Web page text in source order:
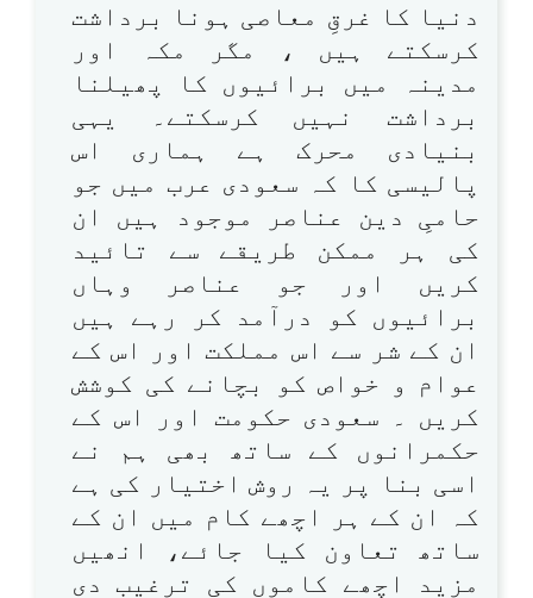
دنیا کا غرقِ معاصی ہونا برداشت
کرسکتے ہیں ، مگر مکہ اور
مدینہ میں برائیوں کا پھیلنا
برداشت نہیں کرسکتے۔ یہی
بنیادی محرک ہے ہماری اس
پالیسی کا کہ سعودی عرب میں جو
حامیِ دین عناصر موجود ہیں ان
کی ہر ممکن طریقے سے تائید
کریں اور جو عناصر وہاں
برائیوں کو درآمد کر رہے ہیں
ان کے شر سے اس مملکت اور اس کے
عوام و خواص کو بچانے کی کوشش
کریں ۔ سعودی حکومت اور اس کے
حکمرانوں کے ساتھ بھی ہم نے
اسی بنا پر یہ روش اختیار کی ہے
کہ ان کے ہر اچھے کام میں ان کے
ساتھ تعاون کیا جائے، انھیں
مزید اچھے کاموں کی ترغیب دی